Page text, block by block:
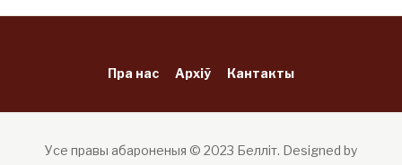
Пра нас Архіў Кантакты
Усе правы абароненыя © 2023 Белліт. Designed by